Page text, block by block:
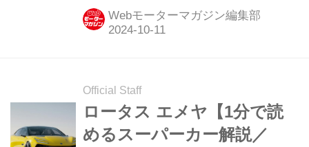
るモデルたちを簡単に紹介していこ
う。今回は、ケータハム プロジェクト
Webモーターマガジン編集部
Official Staff
ロータス エメヤ【1分で読
めるスーパーカー解説／